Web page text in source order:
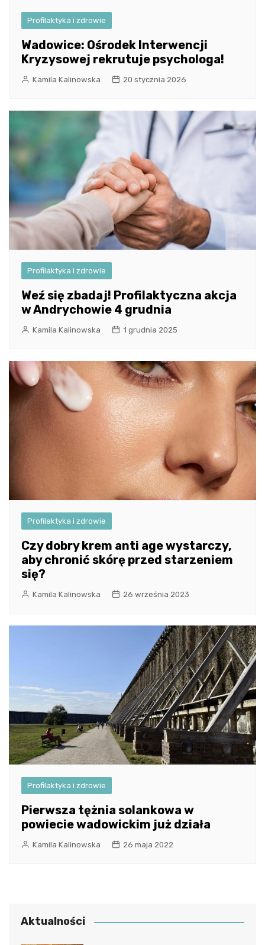
Profilaktyka i zdrowie
Wadowice: Ośrodek Interwencji
Kryzysowej rekrutuje psychologa!
Kamila Kalinowska 20 stycznia 2026
Profilaktyka i zdrowie
Weź się zbadaj! Profilaktyczna akcja
w Andrychowie 4 grudnia
Kamila Kalinowska 1 grudnia 2025
Profilaktyka i zdrowie
Czy dobry krem anti age wystarczy,
aby chronić skórę przed starzeniem
się?
Kamila Kalinowska 26 września 2023
Profilaktyka i zdrowie
Pierwsza tężnia solankowa w
powiecie wadowickim już działa
Kamila Kalinowska 26 maja 2022
Aktualności